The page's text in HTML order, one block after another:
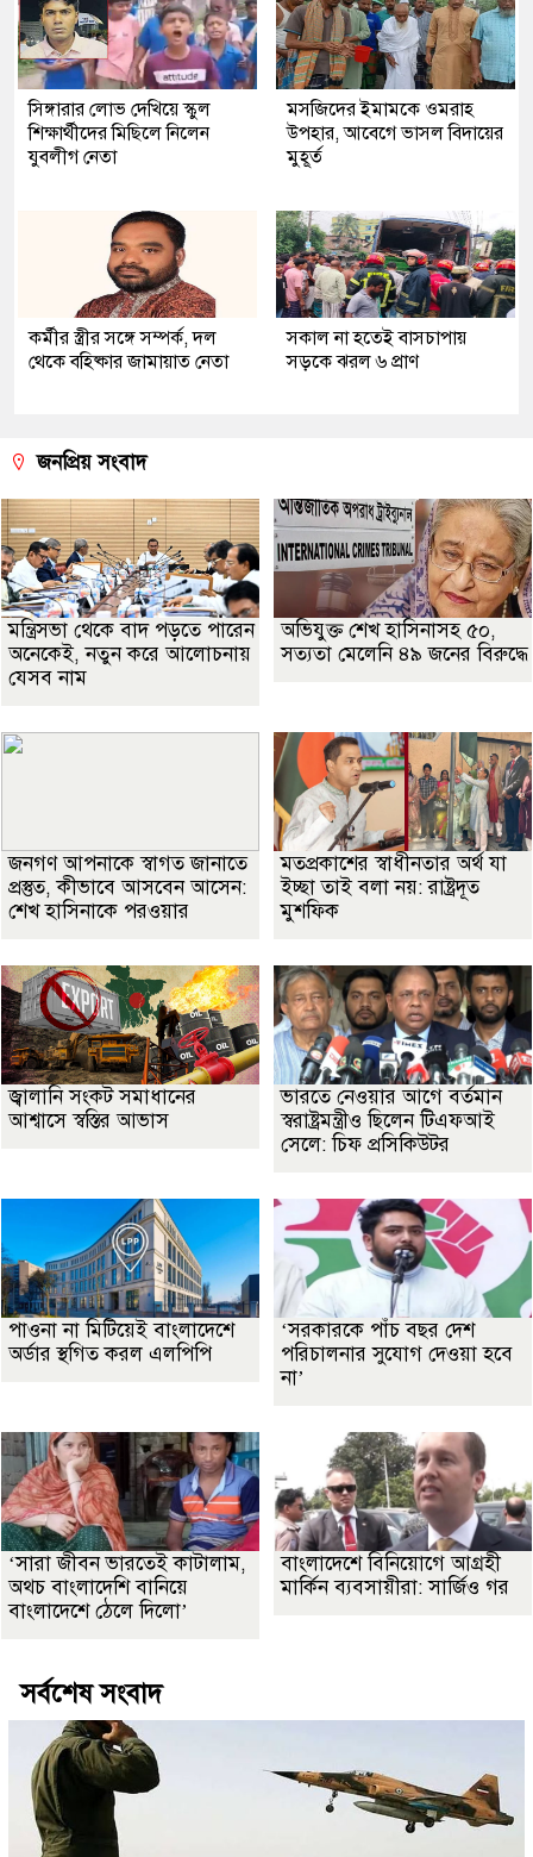
সিঙ্গারার লোভ দেখিয়ে স্কুল
শিক্ষার্থীদের মিছিলে নিলেন
যুবলীগ নেতা
মসজিদের ইমামকে ওমরাহ
উপহার, আবেগে ভাসল বিদায়ের
মুহূর্ত
কর্মীর স্ত্রীর সঙ্গে সম্পর্ক, দল
থেকে বহিষ্কার জামায়াত নেতা
সকাল না হতেই বাসচাপায়
সড়কে ঝরল ৬ প্রাণ
জনপ্রিয় সংবাদ
মন্ত্রিসভা থেকে বাদ পড়তে পারেন
অনেকেই, নতুন করে আলোচনায়
যেসব নাম
অভিযুক্ত শেখ হাসিনাসহ ৫০,
সত্যতা মেলেনি ৪৯ জনের বিরুদ্ধে
জনগণ আপনাকে স্বাগত জানাতে
প্রস্তুত, কীভাবে আসবেন আসেন:
শেখ হাসিনাকে পরওয়ার
মতপ্রকাশের স্বাধীনতার অর্থ যা
ইচ্ছা তাই বলা নয়: রাষ্ট্রদূত
মুশফিক
জ্বালানি সংকট সমাধানের
আশ্বাসে স্বস্তির আভাস
ভারতে নেওয়ার আগে বর্তমান
স্বরাষ্ট্রমন্ত্রীও ছিলেন টিএফআই
সেলে: চিফ প্রসিকিউটর
পাওনা না মিটিয়েই বাংলাদেশে
অর্ডার স্থগিত করল এলপিপি
‘সরকারকে পাঁচ বছর দেশ
পরিচালনার সুযোগ দেওয়া হবে
না’
‘সারা জীবন ভারতেই কাটালাম,
অথচ বাংলাদেশি বানিয়ে
বাংলাদেশে ঠেলে দিলো’
বাংলাদেশে বিনিয়োগে আগ্রহী
মার্কিন ব্যবসায়ীরা: সার্জিও গর
সর্বশেষ সংবাদ